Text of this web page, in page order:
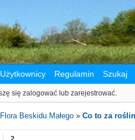
Użytkownicy Regulamin Szukaj
się zalogować lub zarejestrować.
Flora Beskidu Małego »Co to za